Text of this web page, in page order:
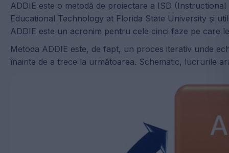
ADDIE este o metodă de proiectare a ISD
Educational Technology at Florida State University și
ADDIE este un acronim pentru cele cinci faze pe care
Metoda ADDIE este, de fapt, un proces iterativ unde
înainte de a trece la următoarea. Schematic, lucrurile